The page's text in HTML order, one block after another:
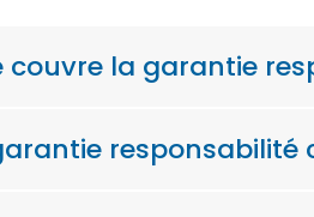
couvre la garantie